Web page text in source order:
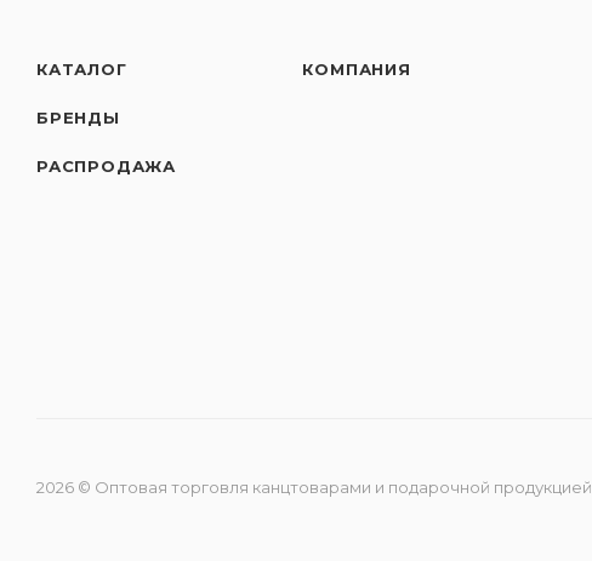
КАТАЛОГ
БРЕНДЫ
РАСПРОДАЖА
КОМПАНИЯ
2026 © Оптовая торговля канцтоварами и подарочной продукцией